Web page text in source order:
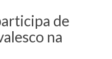
de
na